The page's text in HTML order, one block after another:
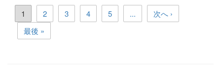
○鶏ひき肉のナゲット風（ゴボウ入）
1 2 3 4 5 ...
次へ ›
最後 »